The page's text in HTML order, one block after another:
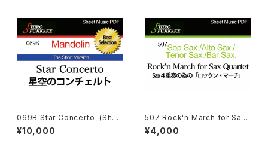
069B Star Concerto (Short
Ver.) 星空のコンチェルト：コン
クール用
¥10,000
507 Rock'n March for Sax
Quartet
¥4,000